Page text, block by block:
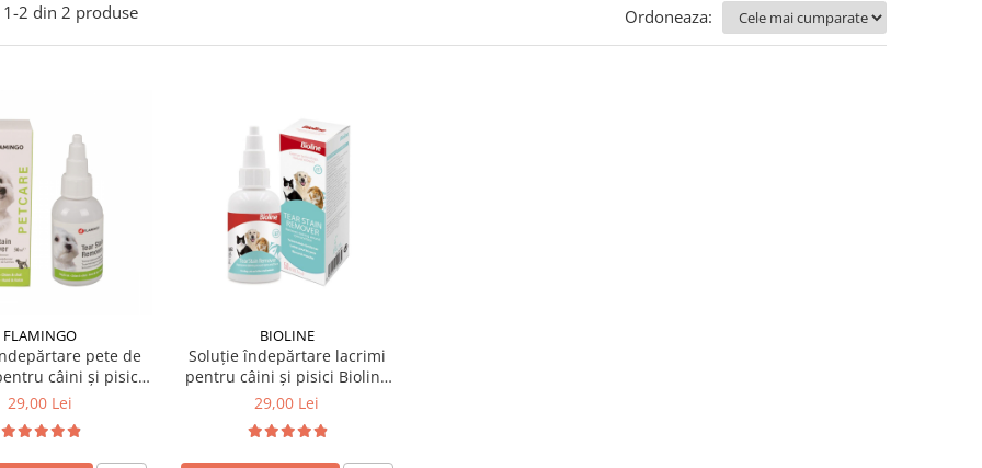
1-2 din 2 produse Ordoneaza:
FLAMINGO
pete de
câini și pisici
50 ml
29,00 Lei
BIOLINE
Soluție îndepărtare lacrimi
pentru câini și pisici Bioline
50 ml
29,00 Lei